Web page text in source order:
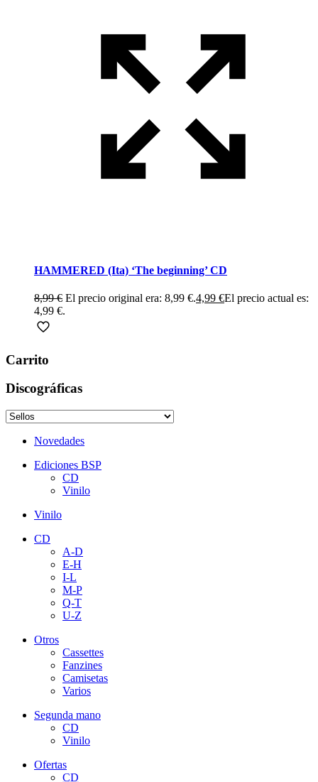
HAMMERED (Ita) ‘The beginning’ CD
8,99€ El precio original era: 8,99 €.4,99 €El precio actual es:
4,99 €.
Carrito
Discográficas
Novedades
Ediciones BSP
CD
Vinilo
Vinilo
CD
A-D
E-H
I-L
M-P
Q-T
U-Z
Otros
Cassettes
Fanzines
Camisetas
Varios
Segunda mano
CD
Vinilo
Ofertas
CD